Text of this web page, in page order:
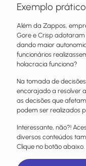
Exemplo
Além da Zappos,
Gore e Crisp
dando maior
funcionários
holacracia funciona?
Na tomada de
encorajado a resolver
as decisões que
podem ser realizados
Interessante, não?! A
diversos conteúdos
Clique no botão abaixo.